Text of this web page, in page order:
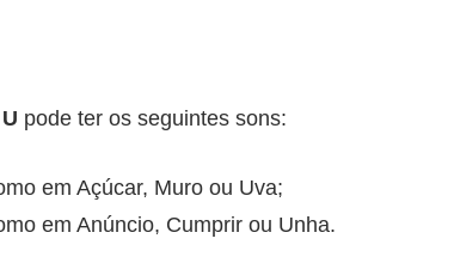
pode ter os seguintes sons:
em Açúcar, Muro ou Uva;
em Anúncio, Cumprir ou Unha.